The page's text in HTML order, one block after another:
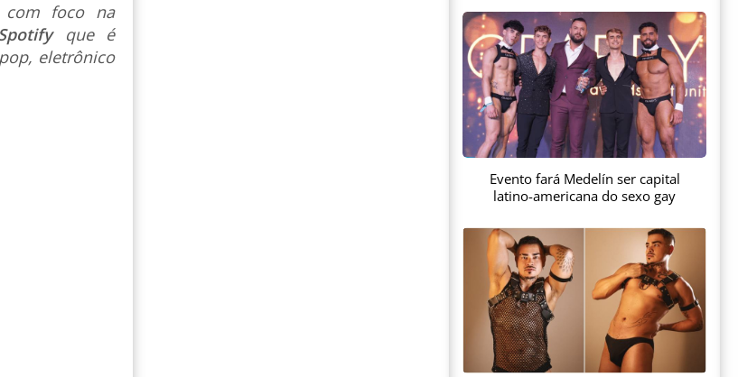
com foco na
que é
eletrônico
Evento fará Medelín ser capital
latino-americana do sexo gay